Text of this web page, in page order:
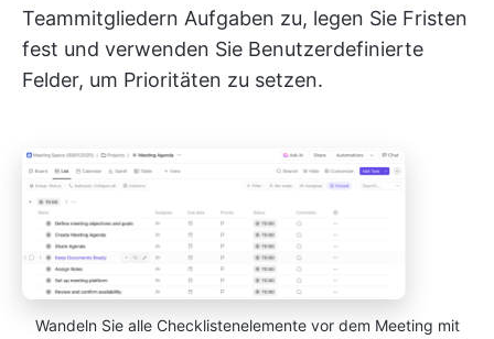
Teammitgliedern Aufgaben zu, legen Sie Fristen
fest und verwenden Sie Benutzerdefinierte
Felder, um Prioritäten zu setzen.
Wandeln Sie alle Checklistenelemente vor dem Meeting mit